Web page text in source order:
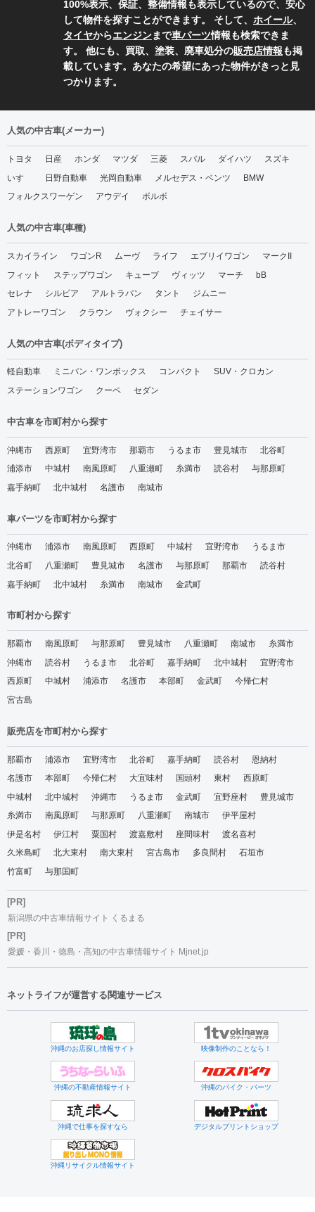
100%表示、保証、整備情報も表示しているので、安心
して物件を探すことができます。 そして、 ホイール、
タイヤからエンジンまで車パーツ情報も検索できま
す。 他にも、買取、塗装、廃車処分の販売店情報も掲
載しています。あなたの希望にあった物件がきっと見
つかります。
人気の中古車(メーカー)
トヨタ 日産 ホンダ マツダ 三菱 スバル ダイハツ
スズキ
いすゞ
日野自動車 光岡自動車 メルセデス・ベンツ
BMW
フォルクスワーゲン
アウデイ ボルボ
人気の中古車(車種)
スカイライン ワゴンR ムーヴ ライフ エブリイワゴン
マークII
フィット
ステップワゴン キューブ ヴィッツ マーチ
bB
セレナ
シルビア アルトラパン タント
ジムニー
アトレーワゴン
クラウン ヴォクシー チェイサー
人気の中古車(ボディタイプ)
軽自動車 ミニバン・ワンボックス コンパクト
SUV・クロカン
ステーションワゴン
クーペ セダン
中古車を市町村から探す
沖縄市 西原町 宜野湾市 那覇市 うるま市 豊見城市
北谷町
浦添市
中城村 南風原町 八重瀬町 糸満市 読谷村
与那原町
嘉手納町
北中城村 名護市 南城市
車パーツを市町村から探す
沖縄市 浦添市 南風原町 西原町 中城村 宜野湾市
うるま市
北谷町
八重瀬町 豊見城市 名護市 与那原町 那覇市
読谷村
嘉手納町
北中城村 糸満市 南城市 金武町
市町村から探す
那覇市 南風原町 与那原町 豊見城市 八重瀬町 南城市
糸満市
沖縄市
読谷村 うるま市 北谷町 嘉手納町 北中城村
宜野湾市
西原町
中城村 浦添市 名護市 本部町 金武町
今帰仁村
宮古島
販売店を市町村から探す
那覇市 浦添市 宜野湾市 北谷町 嘉手納町 読谷村
恩納村
名護市
本部町 今帰仁村 大宜味村 国頭村 東村
西原町
中城村
北中城村 沖縄市 うるま市 金武町 宜野座村
豊見城市
糸満市
南風原町 与那原町 八重瀬町 南城市
伊平屋村
伊是名村
伊江村 粟国村 渡嘉敷村 座間味村
渡名喜村
久米島町
北大東村 南大東村 宮古島市 多良間村
石垣市
竹富町
与那国町
[PR]
新潟県の中古車情報サイト くるまる
[PR]
愛媛・香川・徳島・高知の中古車情報サイト Mjnet.jp
ネットライフが運営する関連サービス
沖縄のお店探し情報サイト 映像制作のことなら！
沖縄の不動産情報サイト 沖縄のバイク・パーツ
沖縄で仕事を探すなら デジタルプリントショップ
沖縄リサイクル情報サイト